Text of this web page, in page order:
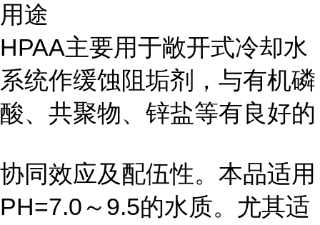
用途
HPAA主要用于敞开式冷却水
系统作缓蚀阻垢剂，与有机磷
酸、共聚物、锌盐等有良好的
协同效应及配伍性。本品适用
PH=7.0～9.5的水质。尤其适